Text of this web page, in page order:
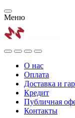
Меню
О нас
Оплата
Доставка и
Кредит
Публичная
Контакты